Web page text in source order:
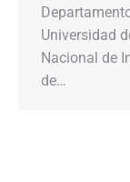
Universidad
Nacional de
de…